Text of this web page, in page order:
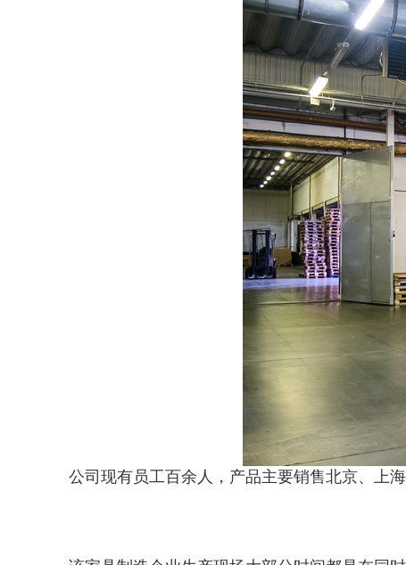
公司现有员工百余人，产品主要销售北京、上